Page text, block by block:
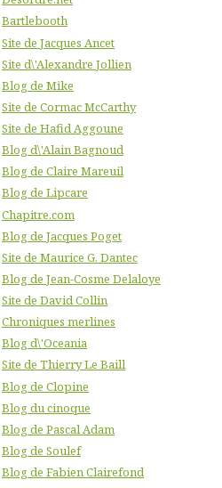
Bartlebooth
Site de Jacques Ancet
Site d\'Alexandre Jollien
Blog de Mike
Site de Cormac McCarthy
Site de Hafid Aggoune
Blog d\'Alain Bagnoud
Blog de Claire Mareuil
Blog de Lipcare
Chapitre.com
Blog de Jacques Poget
Site de Maurice G. Dantec
Blog de Jean-Cosme Delaloye
Site de David Collin
Chroniques merlines
Blog d\'Oceania
Site de Thierry Le Baill
Blog de Clopine
Blog du cinoque
Blog de Pascal Adam
Blog de Soulef
Blog de Fabien Clairefond